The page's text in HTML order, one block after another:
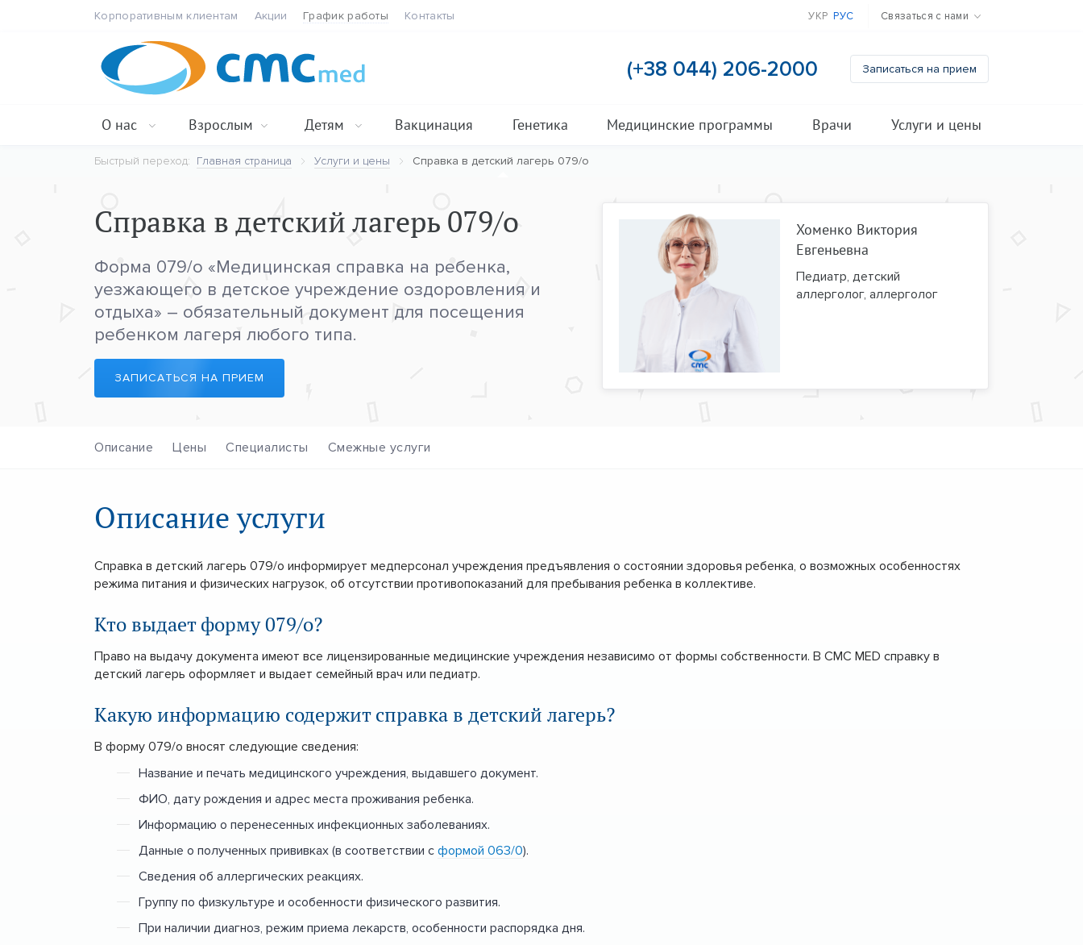
Корпоративным клиентам Акции График работы Контакты УКР РУС Связаться с нами
(+38 044) 206-2000 Записаться на прием
О нас Взрослым Детям Вакцинация Генетика Медицинские программы Врачи Услуги и цены
Быстрый переход: Главная страница Услуги и цены Справка в детский лагерь 079/о
Хоменко Виктория
Евгеньевна
Педиатр, детский
аллерголог, аллерголог
Справка в детский лагерь 079/о
Форма 079/о «Медицинская справка на ребенка,
уезжающего в детское учреждение оздоровления и
отдыха» – обязательный документ для посещения
ребенком лагеря любого типа.
ЗАПИСАТЬСЯ НА ПРИЕМ
Описание Цены Специалисты Смежные услуги
Описание услуги
Справка в детский лагерь 079/о информирует медперсонал учреждения предъявления о состоянии здоровья ребенка, о возможных особенностях
режима питания и физических нагрузок, об отсутствии противопоказаний для пребывания ребенка в коллективе.
Кто выдает форму 079/о?
Право на выдачу документа имеют все лицензированные медицинские учреждения независимо от формы собственности. В CMC MED справку в
детский лагерь оформляет и выдает семейный врач или педиатр.
Какую информацию содержит справка в детский лагерь?
В форму 079/о вносят следующие сведения:
Название и печать медицинского учреждения, выдавшего документ.
ФИО, дату рождения и адрес места проживания ребенка.
Информацию о перенесенных инфекционных заболеваниях.
Данные о полученных прививках (в соответствии с формой 063/0).
Сведения об аллергических реакциях.
Группу по физкультуре и особенности физического развития.
При наличии диагноз, режим приема лекарств, особенности распорядка дня.